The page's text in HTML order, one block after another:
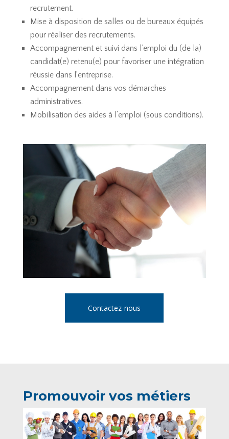
recrutement.
Mise à disposition de salles ou de bureaux équipés
pour réaliser des recrutements.
Accompagnement et suivi dans l’emploi du (de la)
candidat(e) retenu(e) pour favoriser une intégration
réussie dans l’entreprise.
Accompagnement dans vos démarches
administratives.
Mobilisation des aides à l’emploi (sous conditions).
Contactez-nous
Promouvoir vos métiers